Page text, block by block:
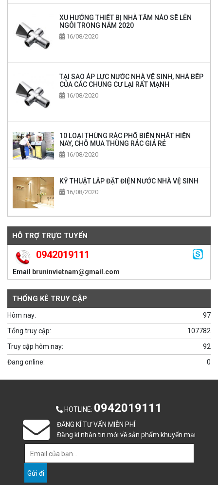
XU HƯỚNG THIẾT BỊ NHÀ TẮM NÀO SẼ LÊN
NGÔI TRONG NĂM 2020
16/08/2020
TẠI SAO ÁP LỰC NƯỚC NHÀ VỆ SINH, NHÀ BẾP
CỦA CÁC CHUNG CƯ LẠI RẤT MẠNH
16/08/2020
10 LOẠI THÙNG RÁC PHỔ BIẾN NHẤT HIỆN
NAY, CHỖ MUA THÙNG RÁC GIÁ RẺ
16/08/2020
KỸ THUẬT LẮP ĐẶT ĐIỆN NƯỚC NHÀ VỆ SINH
16/08/2020
HỖ TRỢ TRỰC TUYẾN
0942019111
Email bruninvietnam@gmail.com
THỐNG KÊ TRUY CẬP
97
Hôm nay:
107782
Tổng truy cập:
92
Truy cập hôm nay:
0
Đang online:
HOTLINE: 0942019111
ĐĂNG KÍ TƯ VẤN MIỄN PHÍ
Đăng kí nhận tin mới về sản phẩm khuyến mại